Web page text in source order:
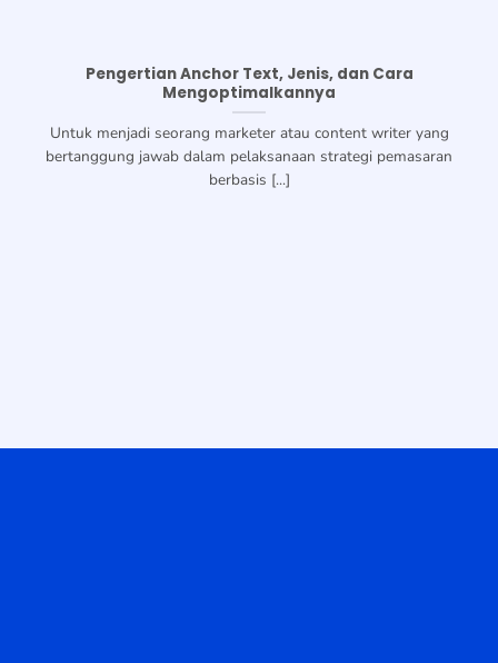
Pengertian Anchor Text, Jenis, dan Cara
Mengoptimalkannya
Untuk menjadi seorang marketer atau content writer yang
bertanggung jawab dalam pelaksanaan strategi pemasaran
berbasis [...]